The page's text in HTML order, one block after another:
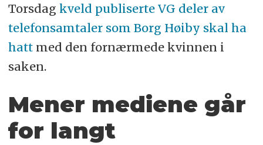
Torsdag kveld publiserte VG deler av
telefonsamtaler som Borg Høiby skal ha
hattmed den fornærmede kvinnen i
saken.
Mener mediene går
for langt